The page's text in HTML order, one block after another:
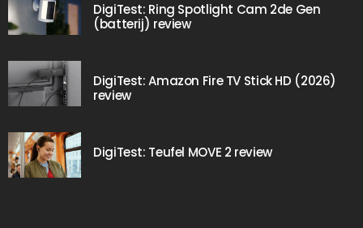
DigiTest: Ring Spotlight Cam 2de Gen
(batterij) review
DigiTest: Amazon Fire TV Stick HD (2026)
review
DigiTest: Teufel MOVE 2 review